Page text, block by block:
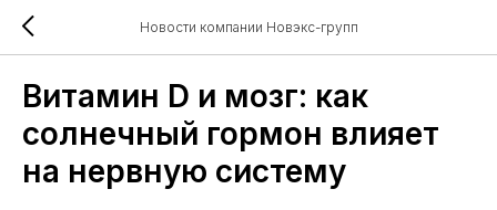
Новости компании Новэкс-групп
Витамин D и мозг: как
солнечный гормон влияет
на нервную систему